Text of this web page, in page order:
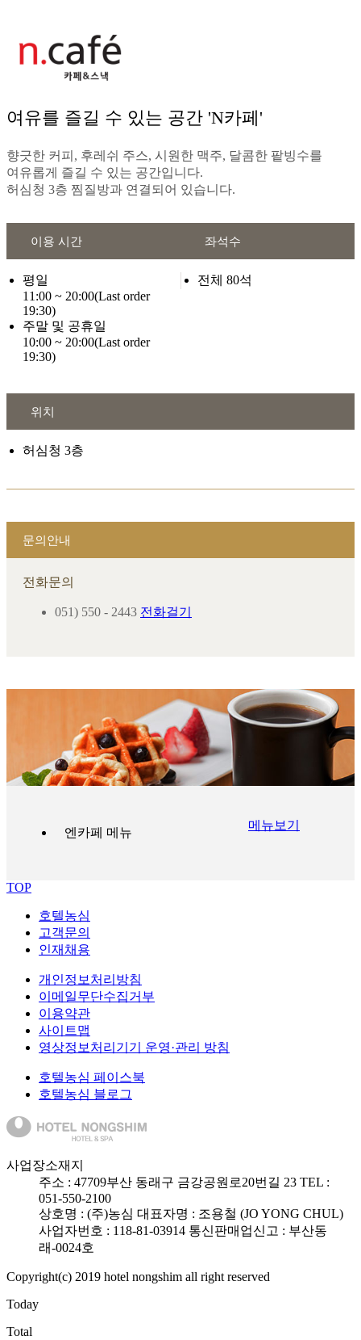
여유를 즐길 수 있는 공간 'N카페'
향긋한 커피, 후레쉬 주스, 시원한 맥주, 달콤한 팥빙수를
여유롭게 즐길 수 있는 공간입니다.
허심청 3층 찜질방과 연결되어 있습니다.
이용 시간
평일
11:00 ~ 20:00(Last order
19:30)
주말 및 공휴일
10:00 ~ 20:00(Last order
19:30)
좌석수
전체 80석
위치
허심청 3층
문의안내
전화문의
051) 550 - 2443 전화걸기
엔카페 메뉴
메뉴보기
TOP
호텔농심
고객문의
인재채용
개인정보처리방침
이메일무단수집거부
이용약관
사이트맵
영상정보처리기기 운영·관리 방침
호텔농심 페이스북
호텔농심 블로그
사업장소재지
주소 : 47709부산 동래구 금강공원로20번길 23 TEL :
051-550-2100
상호명 : (주)농심 대표자명 : 조용철 (JO YONG CHUL)
사업자번호 : 118-81-03914 통신판매업신고 : 부산동
래-0024호
Copyright(c) 2019 hotel nongshim all right reserved
Today
Total